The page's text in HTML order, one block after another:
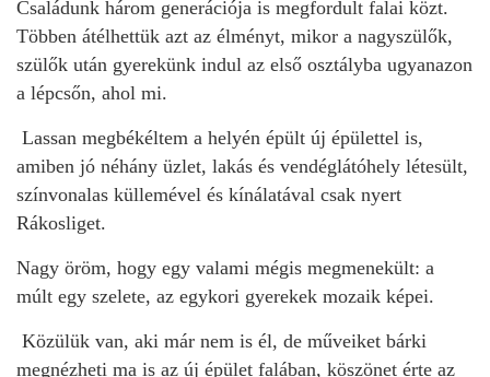
Családunk három generációja is megfordult falai közt.
Többen átélhettük azt az élményt, mikor a nagyszülők,
szülők után gyerekünk indul az első osztályba ugyanazon
a lépcsőn, ahol mi.
Lassan megbékéltem a helyén épült új épülettel is,
amiben jó néhány üzlet, lakás és vendéglátóhely létesült,
színvonalas küllemével és kínálatával csak nyert
Rákosliget.
Nagy öröm, hogy egy valami mégis megmenekült: a
múlt egy szelete, az egykori gyerekek mozaik képei.
Közülük van, aki már nem is él, de műveiket bárki
megnézheti ma is az új épület falában, köszönet érte az